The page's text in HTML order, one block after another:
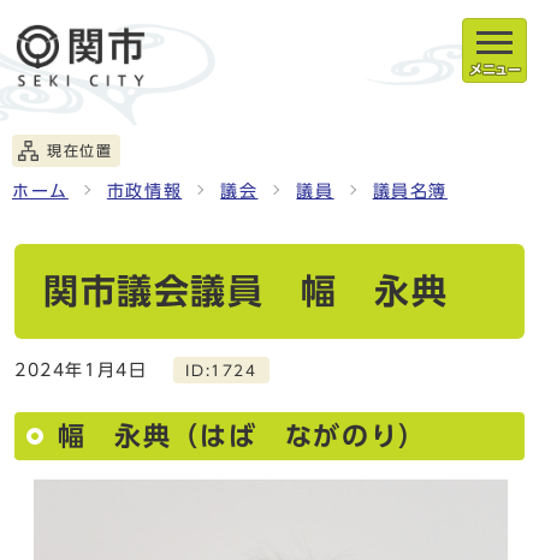
メニュー
現在位置
ホーム 市政情報 議会 議員 議員名簿
関市議会議員 幅 永典
2024年1月4日 ID:1724
幅 永典（はば ながのり）